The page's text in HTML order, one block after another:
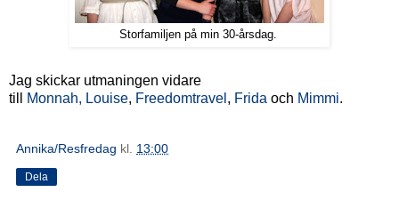
Storfamiljen på min 30-årsdag.
Jag skickar utmaningen vidare
till
Monnah, Louise, Freedomtravel , Frida och Mimmi.
Annika/Resfredag kl. 13:00
Dela